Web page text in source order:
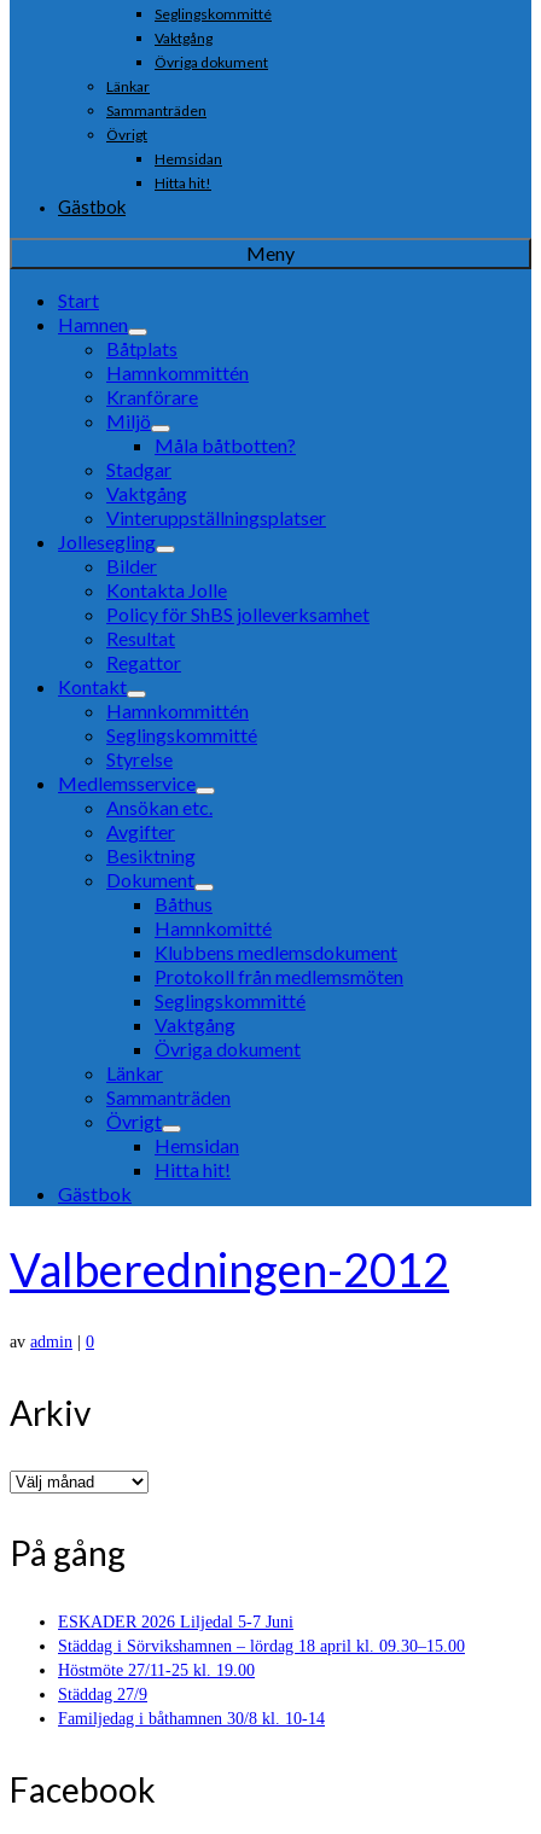
Seglingskommitté
Vaktgång
Övriga dokument
Länkar
Sammanträden
Övrigt
Hemsidan
Hitta hit!
Gästbok
Meny
Start
Hamnen
Båtplats
Hamnkommittén
Kranförare
Miljö
Måla båtbotten?
Stadgar
Vaktgång
Vinteruppställningsplatser
Jollesegling
Bilder
Kontakta Jolle
Policy för ShBS jolleverksamhet
Resultat
Regattor
Kontakt
Hamnkommittén
Seglingskommitté
Styrelse
Medlemsservice
Ansökan etc.
Avgifter
Besiktning
Dokument
Båthus
Hamnkomitté
Klubbens medlemsdokument
Protokoll från medlemsmöten
Seglingskommitté
Vaktgång
Övriga dokument
Länkar
Sammanträden
Övrigt
Hemsidan
Hitta hit!
Gästbok
Valberedningen-2012
av admin 0
Arkiv
Arkiv
På gång
ESKADER 2026 Liljedal 5-7 Juni
Städdag i Sörvikshamnen – lördag 18 april kl. 09.30–15.00
Höstmöte 27/11-25 kl. 19.00
Städdag 27/9
Familjedag i båthamnen 30/8 kl. 10-14
Facebook